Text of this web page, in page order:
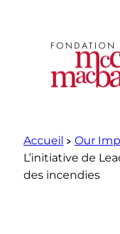
Accueil Our
L’initiative de
des incendies